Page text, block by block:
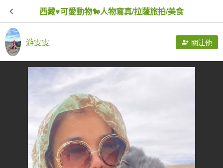
西藏♥️可愛動物🐎人物寫真/拉薩旅拍/美食
游雯雯 關注他